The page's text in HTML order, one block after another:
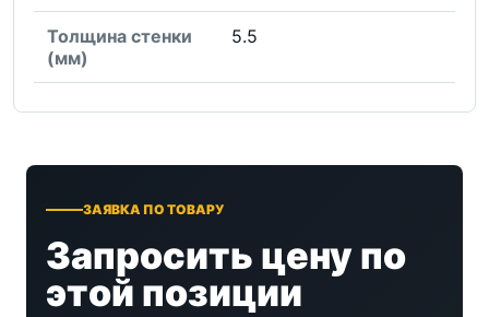
Толщина стенки
(мм)
5.5
ЗАЯВКА ПО ТОВАРУ
Запросить цену по
этой позиции